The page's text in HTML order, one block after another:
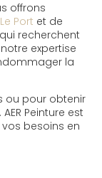
offrons
Port et de
recherchent
notre expertise
la
ou pour obtenir
Peinture est
besoins en